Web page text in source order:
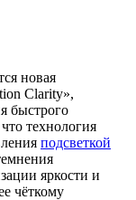
новая
Clarity»,
быстрого
технология
подсветкой
яркости и
чёткому